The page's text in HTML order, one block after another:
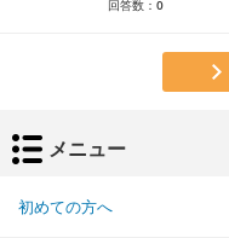
回答数： 0
メニュー
初めての方へ